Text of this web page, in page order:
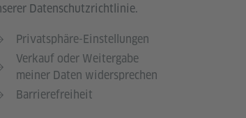
Datenschutzrichtlinie.
Privatsphäre-Einstellungen
Verkauf oder Weitergabe
meiner Daten widersprechen
Barrierefreiheit